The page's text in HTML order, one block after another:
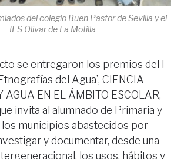
del colegio Buen Pastor de Sevilla y el
IES Olivar de La Motilla
se entregaron los premios del I
del Agua’, CIENCIA
AGUA EN EL ÁMBITO ESCOLAR,
invita al alumnado de Primaria y
los municipios abastecidos por
y documentar, desde una
los usos, hábitos y